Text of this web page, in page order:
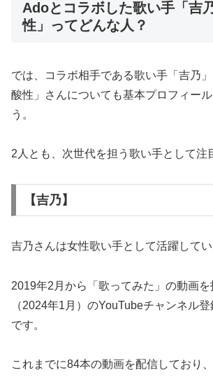
Adoとコラボした歌い手「吉
性」ってどんな人？
では、コラボ相手である歌い手「吉乃
酸性」さんについても基本プロフィー
う。
2人とも、次世代を担う歌い手として注
【吉乃】
吉乃さんは女性歌い手として活躍してい
2019年2月から「歌ってみた」の動画
（2024年1月）のYouTubeチャンネル
です。
これまでに84本の動画を配信しており